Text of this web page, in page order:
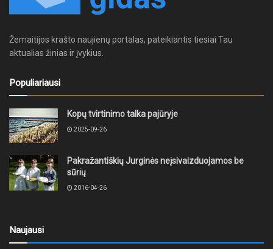
Žemaitijos krašto naujienų portalas, pateikiantis tiesiai Tau
aktualias žinias ir įvykius.
Populiariausi
Kopų tvirtinimo talka pajūryje
2025-09-26
Pakražantiškių Jurginės neįsivaizduojamos be
sūrių
2016-04-26
Naujausi